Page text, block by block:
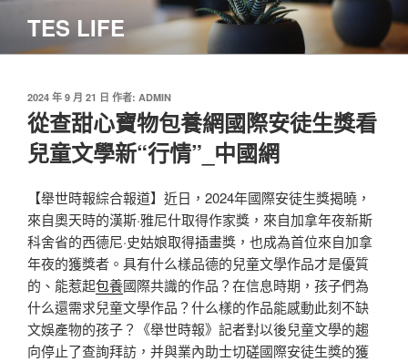
主
TES LIFE
發
佈
於
2024 年 9 月 21 日 作者: ADMIN
從查甜心寶物包養網國際安徒生獎看
兒童文學新“行情”_中國網
【舉世時報綜合報道】近日，2024年國際安徒生獎揭曉，
來自奧天時的漢斯·雅尼什取得作家獎，來自加拿年夜新斯
科舍省的西德尼·史姑娘取得插畫獎，也成為首位來自加拿
年夜的獲獎者。具有什么樣品德的兒童文學作品才是優質
的、能惹起包養國際共識的作品？在信息時期，孩子們為
什么還需求兒童文學作品？什么樣的作品能感動此刻不缺
文娛產物的孩子？《舉世時報》記者對以後兒童文學的趨
向停止了查詢拜訪，并與業內助士切磋國際安徒生獎的獲